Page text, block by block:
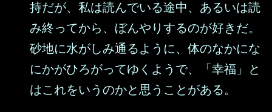
持だが、私は読んでいる途中、あるいは読
み終ってから、ぼんやりするのが好きだ。
砂地に水がしみ通るように、体のなかにな
にかがひろがってゆくようで、「幸福」と
はこれをいうのかと思うことがある。